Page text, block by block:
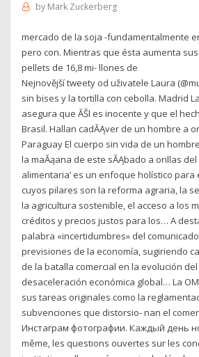
by Mark Zuckerberg
mercado de la soja -fundamentalmente
pero con. Mientras que ésta aumenta
pellets de 16,8 mi- llones de
Nejnovější tweety od uživatele Laura
sin bises y la tortilla con cebolla. Madrid
asegura que ĂŠl es inocente y que el
Brasil. Hallan cadĂĄver de un hombre a
Paraguay El cuerpo sin vida de un
la maĂąana de este sĂĄbado a orillas
alimentaria’ es un enfoque holístico
cuyos pilares son la reforma agraria, la
la agricultura sostenible, el acceso a los
créditos y precios justos para los… A
palabra «incertidumbres» del
previsiones de la economía, sugiriendo
de la batalla comercial en la evolución del
desaceleración económica global… La
sus tareas originales como la
subvenciones que distorsio- nan el
Инстаграм фотографии. Каждый день
même, les questions ouvertes sur les